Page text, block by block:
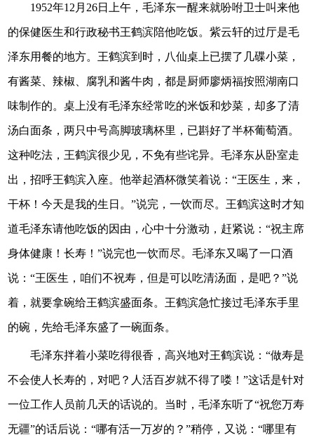
1952年12月26日上午，毛泽东一醒来就吩咐卫士叫来他
的保健医生和行政秘书王鹤滨陪他吃饭。紫云轩的过厅是毛
泽东用餐的地方。王鹤滨到时，八仙桌上已摆了几碟小菜，
有酱菜、辣椒、腐乳和酱牛肉，都是厨师廖炳福按照湖南口
味制作的。桌上没有毛泽东经常吃的米饭和炒菜，却多了清
汤白面条，两只中号高脚玻璃杯里，已斟好了半杯葡萄酒。
这种吃法，王鹤滨很少见，不免有些诧异。毛泽东从卧室走
出，招呼王鹤滨入座。他举起酒杯微笑着说：“王医生，来，
干杯！今天是我的生日。”说完，一饮而尽。王鹤滨这时才知
道毛泽东请他吃饭的因由，心中十分激动，赶紧说：“祝主席
身体健康！长寿！”说完也一饮而尽。毛泽东又喝了一口酒
说：“王医生，咱们不祝寿，但是可以吃清汤面，是吧？”说
着，就要拿碗给王鹤滨盛面条。王鹤滨急忙接过毛泽东手里
的碗，先给毛泽东盛了一碗面条。
毛泽东拌着小菜吃得很香，高兴地对王鹤滨说：“做寿是
不会使人长寿的，对吧？人活百岁就不得了喽！”这话是针对
一位工作人员前几天的话说的。当时，毛泽东听了“祝您万寿
无疆”的话后说：“哪有活一万岁的？”稍停，又说：“哪里有